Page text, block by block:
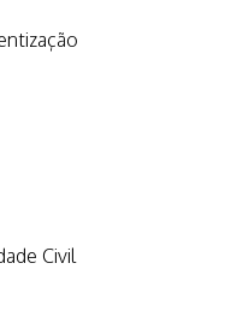
Civil